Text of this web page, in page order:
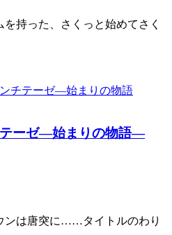
持った、さくっと始めてさく
ーゼ―始まりの物語―
ンは唐突に……タイトルのわり